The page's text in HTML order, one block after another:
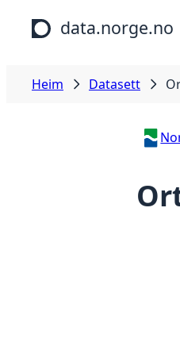
Hopp til hovudinnhald
data.norge.no
Heim Datasett